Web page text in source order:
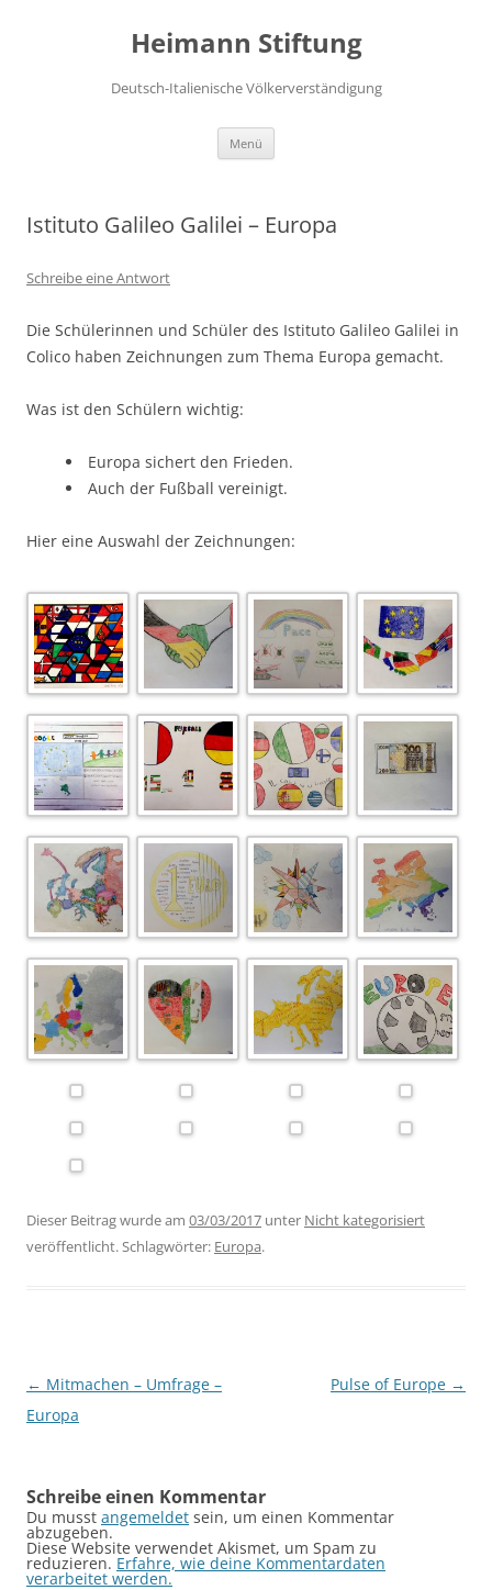
Heimann Stiftung
Deutsch-Italienische Völkerverständigung
Menü
Istituto Galileo Galilei – Europa
Schreibe eine Antwort
Die Schülerinnen und Schüler des Istituto Galileo Galilei in
Colico haben Zeichnungen zum Thema Europa gemacht.
Was ist den Schülern wichtig:
Europa sichert den Frieden.
Auch der Fußball vereinigt.
Hier eine Auswahl der Zeichnungen:
Dieser Beitrag wurde am 03/03/2017 unter Nicht kategorisiert
veröffentlicht. Schlagwörter: Europa.
Beitragsnavigation
← Mitmachen – Umfrage –
Europa
Pulse of Europe →
Schreibe einen Kommentar
Du musst angemeldet sein, um einen Kommentar
abzugeben.
Diese Website verwendet Akismet, um Spam zu
reduzieren. Erfahre, wie deine Kommentardaten
verarbeitet werden.